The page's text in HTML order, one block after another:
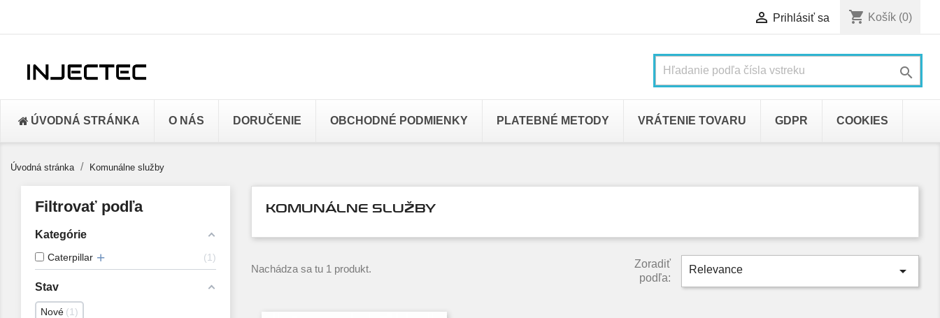
 Prihlásiť sa shopping_cart Košík (0)

ÚVODNÁ STRÁNKA O NÁS DORUČENIE OBCHODNÉ PODMIENKY PLATEBNÉ METODY VRÁTENIE TOVARU GDPR COOKIES
Úvodná stránka Komunálne služby
Filtrovať podľa
Kategórie
Caterpillar 1
Stav
Nové 1
KOMUNÁLNE SLUŽBY
Nachádza sa tu 1 produkt.
Zoradiť
podľa:
Relevance 